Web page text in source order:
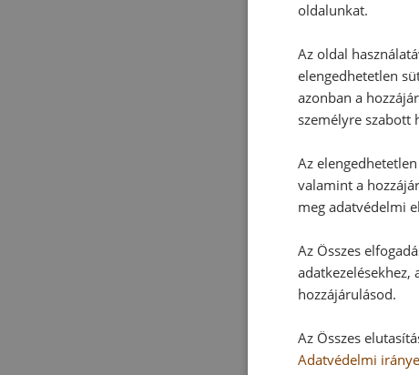
oldalunkat.
Az oldal
elengedhetetlen
azonban a
személyre szabott
Az
valamint a
meg adatvédelmi
Az Összes
hozzájárulásod.
Az Összes
Adatvédelmi